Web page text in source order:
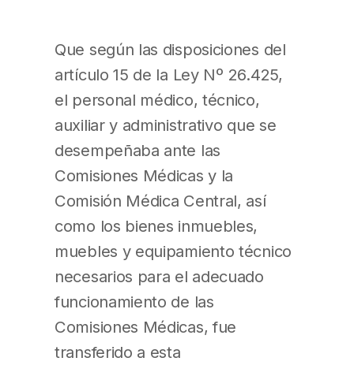
Que según las disposiciones del
artículo 15 de la Ley Nº 26.425,
el personal médico, técnico,
auxiliar y administrativo que se
desempeñaba ante las
Comisiones Médicas y la
Comisión Médica Central, así
como los bienes inmuebles,
muebles y equipamiento técnico
necesarios para el adecuado
funcionamiento de las
Comisiones Médicas, fue
transferido a esta